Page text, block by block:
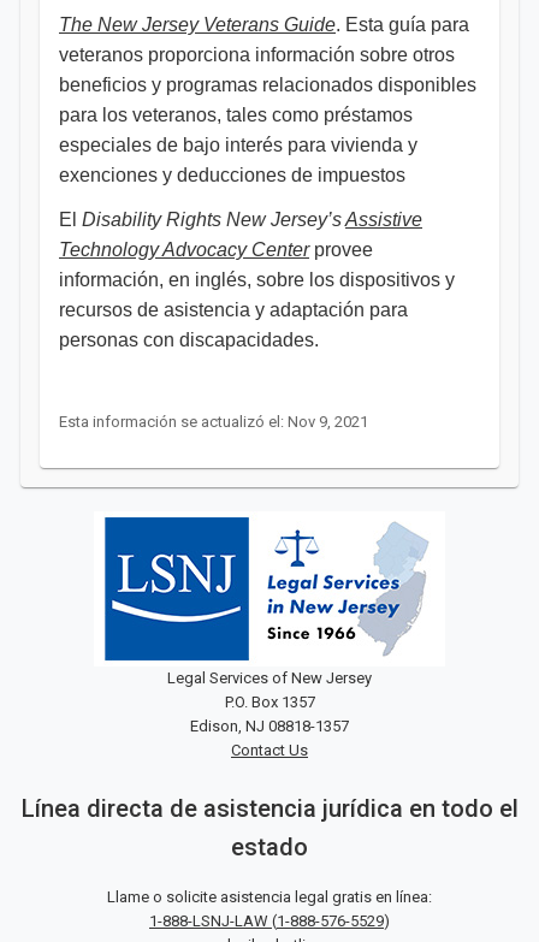
The New Jersey Veterans Guide. Esta guía para
veteranos proporciona información sobre otros
beneficios y programas relacionados disponibles
para los veteranos, tales como préstamos
especiales de bajo interés para vivienda y
exenciones y deducciones de impuestos
El Disability Rights New Jersey’sAssistive
Technology Advocacy Centerprovee
información, en inglés, sobre los dispositivos y
recursos de asistencia y adaptación para
personas con discapacidades.
Esta información se actualizó el: Nov 9, 2021
Legal Services of New Jersey
P.O. Box 1357
Edison, NJ 08818-1357
Contact Us
Línea directa de asistencia jurídica en todo el
estado
Llame o solicite asistencia legal gratis en línea:
1-888-LSNJ-LAW (1-888-576-5529)